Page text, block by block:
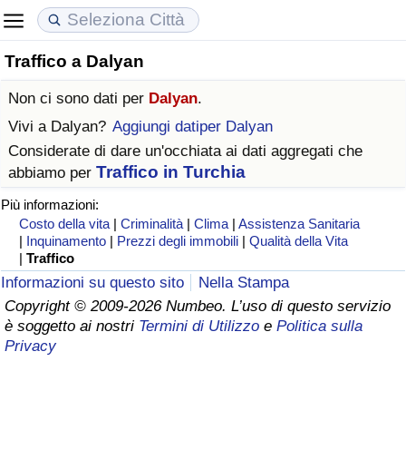
Traffico a Dalyan
Non ci sono dati per Dalyan.
Vivi a Dalyan? Aggiungi datiper Dalyan
Considerate di dare un'occhiata ai dati aggregati che
abbiamo per Traffico in Turchia
Più informazioni:
Costo della vita |Criminalità |Clima |Assistenza Sanitaria
| Inquinamento | Prezzi degli immobili |Qualità della Vita
|Traffico
Informazioni su questo sito
Nella Stampa
Copyright © 2009-2026 Numbeo. L’uso di questo servizio
è soggetto ai nostri Termini di Utilizzo e Politica sulla
Privacy
Costo della vita
Indice Del Costo Della Vita
Indice del Costo della Vita per Nazione
ad Aqaba
Prezzi degli immobili
Indice del Prezzo delle Case
Indice del Prezzo delle Case per Nazione
Qualità della Vita
Indice della Qualità della Vita (Corrente)
Indice della qualità della vita per Paese
Criminalità
Indice del Tasso di Criminalità (Corrente)
Indice della Criminalità